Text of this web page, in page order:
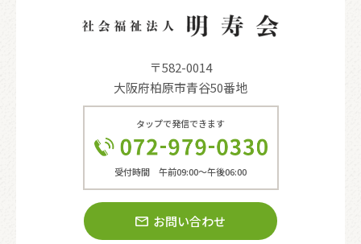
〒582-0014
大阪府柏原市青谷50番地
タップで発信できます
受付時間 午前09:00〜午後06:00
お問い合わせ